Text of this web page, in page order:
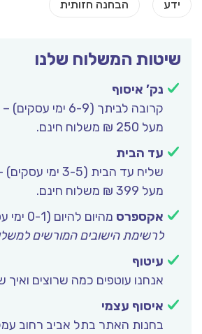
שיטות המשלוח שלנו
נק’ איסוף
מעל 250 ₪ משלוח חינם.
עד הבית
מעל 399 ₪ משלוח חינם.
אקספרס מהיום להיום (0-1 ימי עסקים) – 37 ₪.
לרשימת הישובים המורשים
עיטוף
אנחנו עוטפים כמה שרוצים ואיך
איסוף עצמי
בחנות האתר בתל אביב רחוב עמק